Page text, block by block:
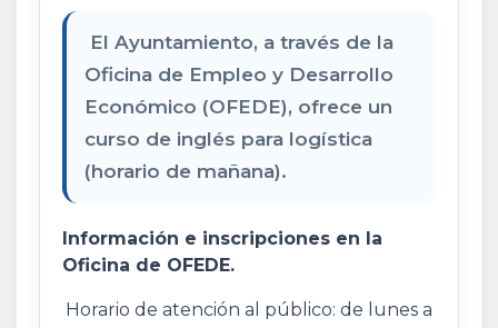
El Ayuntamiento, a través de la
Oficina de Empleo y Desarrollo
Económico (OFEDE), ofrece un
curso de inglés para logística
(horario de mañana).
Información e inscripciones en la
Oficina de OFEDE.
Horario de atención al público: de lunes a